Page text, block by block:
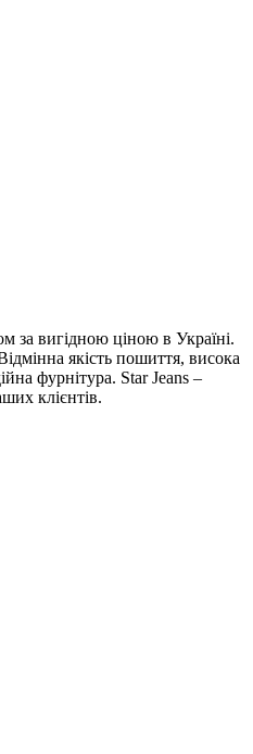
за вигідною ціною в Україні.
якість пошиття, висока
фурнітура. Star Jeans –
клієнтів.